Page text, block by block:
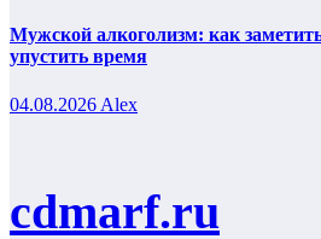
Мужской алкоголизм: как
упустить время
04.08.2026 Alex
cdmarf.ru